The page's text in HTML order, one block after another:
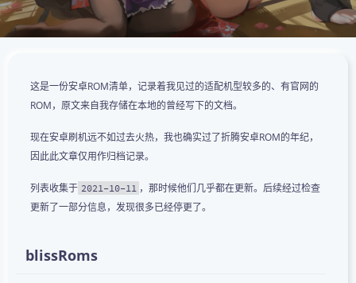
这是一份安卓ROM清单，记录着我见过的适配机型较多的、有官网的
ROM，原文来自我存储在本地的曾经写下的文档。
现在安卓刷机远不如过去火热，我也确实过了折腾安卓ROM的年纪，
因此此文章仅用作归档记录。
列表收集于 2021-10-11 ，那时候他们几乎都在更新。后续经过检查
更新了一部分信息，发现很多已经停更了。
blissRoms